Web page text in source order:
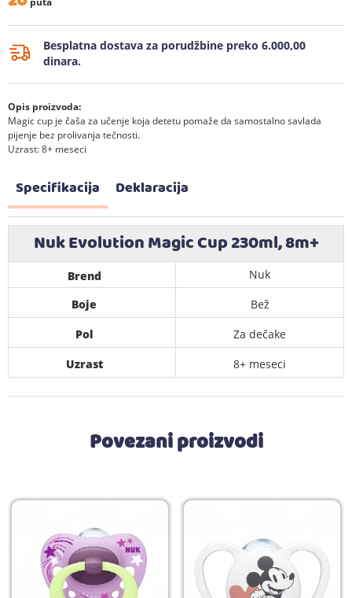
Besplatna dostava za porudžbine preko 6.000,00
dinara.
Opis proizvoda:
Magic cup je čaša za učenje koja detetu pomaže da samostalno savlada
pijenje bez prolivanja tečnosti.
Uzrast: 8+ meseci
Specifikacija Deklaracija
Nuk Evolution Magic Cup 230ml, 8m+
Brend
Nuk
Boje
Bež
Pol
Za dečake
Uzrast
8+ meseci
Povezani proizvodi